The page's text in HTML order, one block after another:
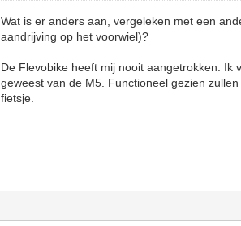
Wat is er anders aan, vergeleken met een
aandrijving op het voorwiel)?
De Flevobike heeft mij nooit aangetrokken. Ik
geweest van de M5. Functioneel gezien
fietsje.